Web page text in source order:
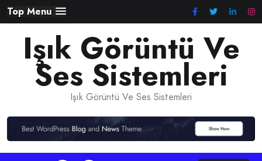
Skip
to
content
Top Menu
Işık Görüntü Ve
Ses Sistemleri
Işık Görüntü Ve Ses Sistemleri